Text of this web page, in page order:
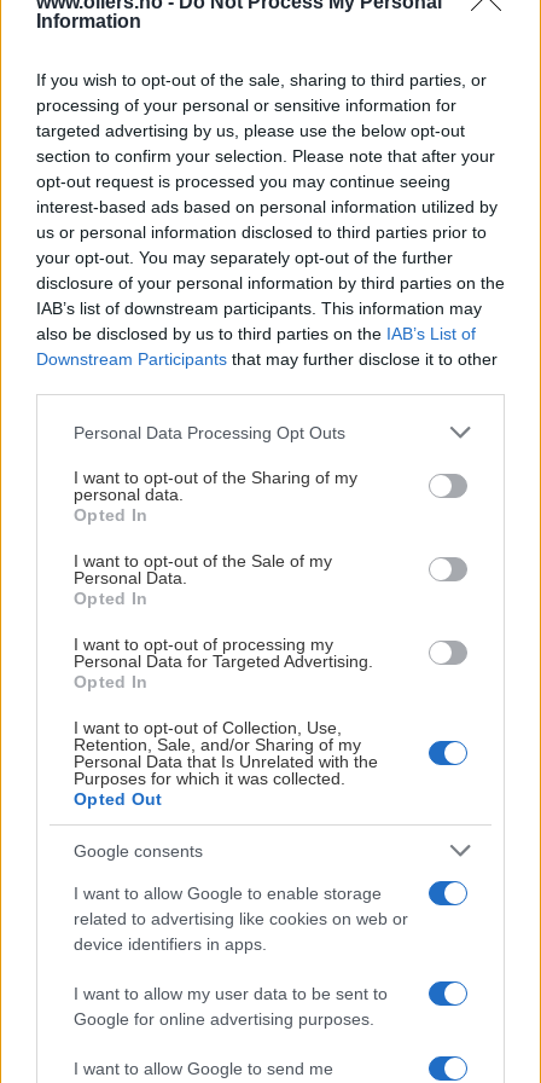
Information
If you wish to opt-out of the sale, sharing to third parties, or
processing of your personal or sensitive information for
targeted advertising by us, please use the below opt-out
section to confirm your selection. Please note that after your
opt-out request is processed you may continue seeing
interest-based ads based on personal information utilized by
us or personal information disclosed to third parties prior to
your opt-out. You may separately opt-out of the further
disclosure of your personal information by third parties on the
IAB’s list of downstream participants. This information may
also be disclosed by us to third parties on the IAB’s List of
Downstream Participants that may further disclose it to other
Please note that this website/app uses one or more Google
not limited to your visit or usage behaviour. You may click to
grant or deny consent to Google and its third-party tags to
use your data for below specified purposes in below Google
consent section.
Personal Data Processing Opt Outs
I want to opt-out of the Sharing of my
personal data.
Opted In
I want to opt-out of the Sale of my
Personal Data.
Opted In
I want to opt-out of processing my
Personal Data for Targeted Advertising.
Opted In
I want to opt-out of Collection, Use,
Retention, Sale, and/or Sharing of my
Personal Data that Is Unrelated with the
Purposes for which it was collected.
Opted Out
Google consents
I want to allow Google to enable storage
related to advertising like cookies on web or
device identifiers in apps.
I want to allow my user data to be sent to
Google for online advertising purposes.
I want to allow Google to send me
Alexander Henningsen
Bredden i Oilersfamilien betyr mye for Stena Recycling, som
selvsagt også pryder drakten til Oilers Kvinner i Sparebank1
ØSTLANDET-ligaen. Her et glimt fra gulljentenes finalehelg i
Furuset Forum forrige vår.
Et samarbeid som omfatter hele klubben
Stena Recycling vil fortsette å være synlig rundt både
herrelaget og kvinnelaget. For oss er dette et viktig signal
ambisjoner, både sportslig, organisatorisk og kommersielt.
Derfor er det gledelig å ha en hovedpartner som ser verdien
og ønsker å støtte opp på alle områder.
- Vi har store ambisjoner om å utvikle hele klubben. Derfor
er vi takknemlige for at Stena Recycling ser verdien av
bidrar til å styrke fundamentet for videre vekst i hele
organisasjonen, sier Terje Haukali.
Felles fokus på utvikling og ansvar
Selv om Stavanger Oilers og Stena Recycling opererer i
ulike bransjer, deler begge flere viktige verdier. Begge jobber
langsiktig. Begge er opptatt av utvikling. Og begge tror på
samarbeidet ønsker partene å fortsette å skape verdi for
supportere, partnere, ansatte og lokalsamfunnet rundt
- De beste partnerskapene handler ikke om logoer eller
felles mål. Det er nettopp derfor vi er så glade for at Stena